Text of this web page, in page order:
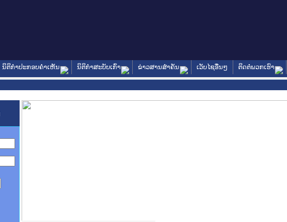
ນິຕິກໍາປະກອບຄໍາເຫັນ ນິຕິກໍາສະບັບເກົ່າ ຂ່າວສານສໍາຄັນ ເວັບໄຊອື່ນໆ ຕິດຕໍ່ພວກເຮົາ